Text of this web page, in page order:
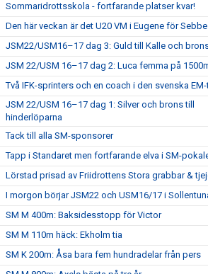
Sommaridrottsskola - fortfarande platser kvar!
Den här veckan är det U20 VM i Eugene för Sebbe
JSM22/USM16–17 dag 3: Guld till Kalle och
JSM 22/USM 16–17 dag 2: Luca femma på
Två IFK-sprinters och en coach i den svenska
JSM 22/USM 16–17 dag 1: Silver och brons till
hinderlöparna
Tack till alla SM-sponsorer
Tapp i Standaret men fortfarande elva i SM-
Lörstad prisad av Friidrottens Stora grabbar &
I morgon börjar JSM22 och USM16/17 i
SM M 400m: Baksidesstopp för Victor
SM M 110m häck: Ekholm tia
SM K 200m: Åsa bara fem hundradelar från pers